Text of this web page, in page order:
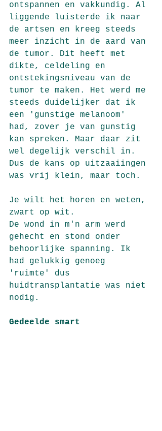
ontspannen en vakkundig. Al
liggende luisterde ik naar
de artsen en kreeg steeds
meer inzicht in de aard van
de tumor. Dit heeft met
dikte, celdeling en
ontstekingsniveau van de
tumor te maken. Het werd me
steeds duidelijker dat ik
een 'gunstige melanoom'
had, zover je van gunstig
kan spreken. Maar daar zit
wel degelijk verschil in.
Dus de kans op uitzaaiingen
was vrij klein, maar toch.
Je wilt het horen en weten,
zwart op wit.
De wond in m'n arm werd
gehecht en stond onder
behoorlijke spanning. Ik
had gelukkig genoeg
'ruimte' dus
huidtransplantatie was niet
nodig.
Gedeelde smart